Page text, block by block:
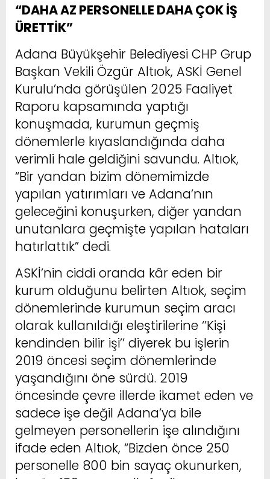
“DAHA AZ PERSONELLE DAHA ÇOK İŞ
ÜRETTİK”
Adana Büyükşehir Belediyesi CHP Grup
Başkan Vekili Özgür Altıok, ASKİ Genel
Kurulu’nda görüşülen 2025 Faaliyet
Raporu kapsamında yaptığı
konuşmada, kurumun geçmiş
dönemlerle kıyaslandığında daha
verimli hale geldiğini savundu. Altıok,
“Bir yandan bizim dönemimizde
yapılan yatırımları ve Adana’nın
geleceğini konuşurken, diğer yandan
unutanlara geçmişte yapılan hataları
hatırlattık” dedi.
ASKİ’nin ciddi oranda kâr eden bir
kurum olduğunu belirten Altıok, seçim
dönemlerinde kurumun seçim aracı
olarak kullanıldığı eleştirilerine ‘’Kişi
kendinden bilir işi’’ diyerek bu işlerin
2019 öncesi seçim dönemlerinde
yaşandığını öne sürdü. 2019
öncesinde çevre illerde ikamet eden ve
sadece işe değil Adana’ya bile
gelmeyen personellerin işe alındığını
ifade eden Altıok, “Bizden önce 250
personelle 800 bin sayaç okunurken,